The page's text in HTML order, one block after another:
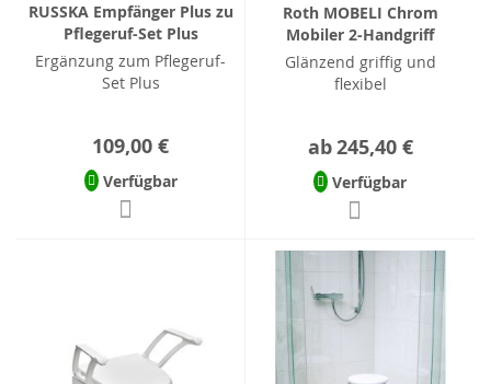
RUSSKA Empfänger Plus zu
Pflegeruf-Set Plus
Ergänzung zum Pflegeruf-
Set Plus
109,00 €
Verfügbar
Roth MOBELI Chrom
Mobiler 2-Handgriff
Glänzend griffig und
flexibel
ab245,40 €
Verfügbar